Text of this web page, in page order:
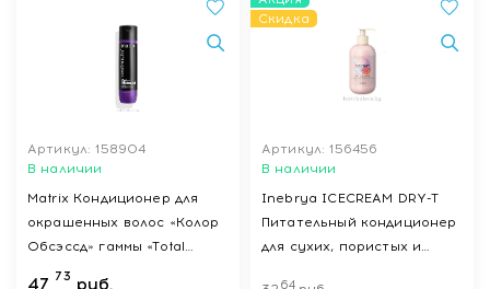
Артикул: 158904
В наличии
Matrix Кондиционер для
окрашенных волос «Колор
Обсэссд» гаммы «Total
Results»,300мл
47 73 руб.
Скидка
Артикул: 156456
В наличии
Inebrya ICECREAM DRY-T
Питательный кондиционер
для сухих, пористых и
64